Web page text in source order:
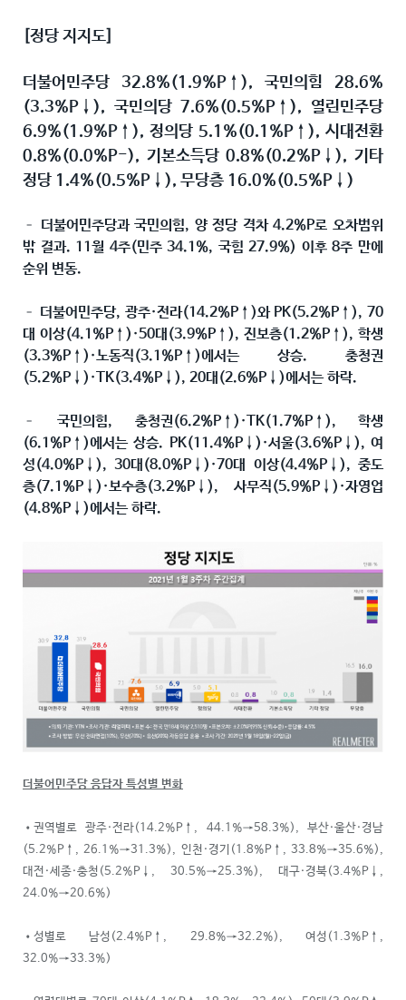
[정당 지지도]
더불어민주당 32.8%(1.9%P↑), 국민의힘 28.6%
(3.3%P↓), 국민의당 7.6%(0.5%P↑), 열린민주당
6.9%(1.9%P↑), 정의당 5.1%(0.1%P↑), 시대전환
0.8%(0.0%P-), 기본소득당 0.8%(0.2%P↓), 기타
정당 1.4%(0.5%P↓), 무당층 16.0%(0.5%P↓)
– 더불어민주당과 국민의힘, 양 정당 격차 4.2%P로 오차범위
밖 결과. 11월 4주(민주 34.1%, 국힘 27.9%) 이후 8주 만에
순위 변동.
– 더불어민주당, 광주·전라(14.2%P↑)와 PK(5.2%P↑), 70
대 이상(4.1%P↑)·50대(3.9%P↑), 진보층(1.2%P↑), 학생
(3.3%P↑)·노동직(3.1%P↑)에서는 상승. 충청권
(5.2%P↓)·TK(3.4%P↓), 20대(2.6%P↓)에서는 하락.
– 국민의힘, 충청권(6.2%P↑)·TK(1.7%P↑), 학생
(6.1%P↑)에서는 상승. PK(11.4%P↓)·서울(3.6%P↓), 여
성(4.0%P↓), 30대(8.0%P↓)·70대 이상(4.4%P↓), 중도
층(7.1%P↓)·보수층(3.2%P↓), 사무직(5.9%P↓)·자영업
(4.8%P↓)에서는 하락.
더불어민주당 응답자 특성별 변화
•권역별로 광주·전라(14.2%P↑, 44.1%→58.3%), 부산·울산·경남
(5.2%P↑, 26.1%→31.3%), 인천·경기(1.8%P↑, 33.8%→35.6%),
대전·세종·충청(5.2%P↓, 30.5%→25.3%), 대구·경북(3.4%P↓,
24.0%→20.6%)
•성별로 남성(2.4%P↑, 29.8%→32.2%), 여성(1.3%P↑,
32.0%→33.3%)